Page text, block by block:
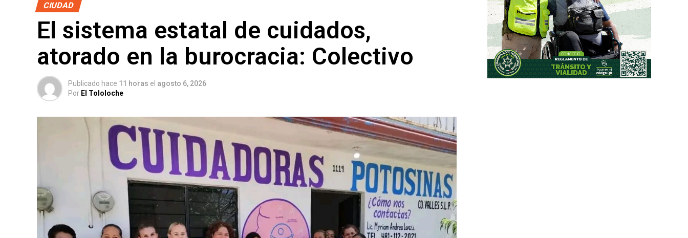
CIUDAD
El sistema estatal de cuidados,
atorado en la burocracia: Colectivo
Publicado hace 11 horas el agosto 6, 2026
Por El Tololoche